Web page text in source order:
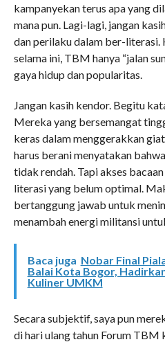
kampanyekan terus apa yang
mana pun. Lagi-lagi, jangan
dan perilaku dalam ber-literasi.
selama ini, TBM hanya “jalan
gaya hidup dan popularitas.
Jangan kasih kendor. Begitu
Mereka yang bersemangat
keras dalam menggerakkan
harus berani menyatakan
tidak rendah. Tapi akses
literasi yang belum optimal.
bertanggung jawab untuk
menambah energi militansi
Baca juga Nobar Final
Balai Kota Bogor,
Kuliner UMKM
Secara subjektif, saya pun
di hari ulang tahun Forum TBM